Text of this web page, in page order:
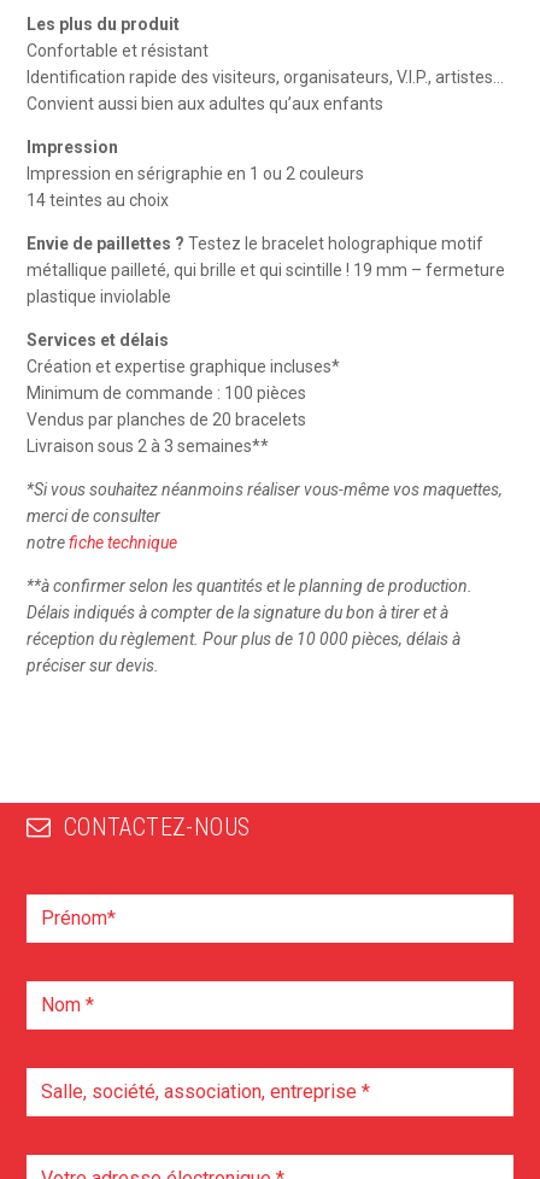
Les plus du produit
Confortable et résistant
Identification rapide des visiteurs, organisateurs, V.I.P., artistes…
Convient aussi bien aux adultes qu’aux enfants
Impression
Impression en sérigraphie en 1 ou 2 couleurs
14 teintes au choix
Envie de paillettes ? Testez le bracelet holographique motif
métallique pailleté, qui brille et qui scintille ! 19 mm – fermeture
plastique inviolable
Services et délais
Création et expertise graphique incluses*
Minimum de commande : 100 pièces
Vendus par planches de 20 bracelets
Livraison sous 2 à 3 semaines**
*Si vous souhaitez néanmoins réaliser vous-même vos maquettes,
merci de consulter
notrefiche technique
**à confirmer selon les quantités et le planning de production.
Délais indiqués à compter de la signature du bon à tirer et à
réception du règlement. Pour plus de 10 000 pièces, délais à
préciser sur devis.
CONTACTEZ-NOUS